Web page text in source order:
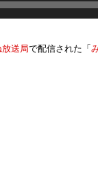
送局で配信された「